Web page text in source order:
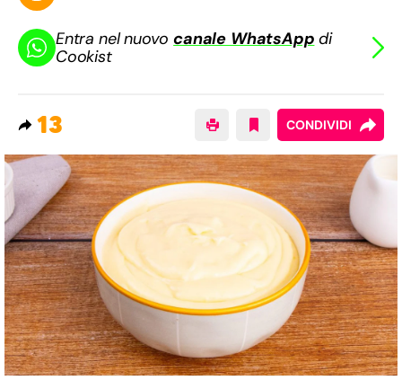
Entra nel nuovocanale WhatsApp di
Cookist
13 CONDIVIDI